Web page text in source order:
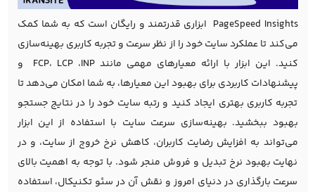
PageSpeed Insights ابزاری قدرتمند و رایگان است که به شما کمک
می‌کند تا عملکرد سایت خود را از نظر سرعت و تجربه کاربری بهینه‌سازی
کنید. این ابزار با ارائه معیارهای مهمی مانند FCP، LCP ،INP و
پیشنهادات کاربردی برای بهبود این معیارها، به شما امکان می‌دهد تا
تجربه کاربری بهتری ایجاد کنید و رتبه سایت خود را در نتایج جستجو
بهبود ببخشید. بهینه‌سازی سرعت سایت با استفاده از این ابزار
می‌تواند به افزایش رضایت کاربران، کاهش نرخ خروج از سایت، و در
نهایت بهبود نرخ تبدیل و فروش منجر شود. با توجه به اهمیت بالای
سرعت بارگذاری در دنیای امروز و نقش آن در سئو تکنیکال، استفاده